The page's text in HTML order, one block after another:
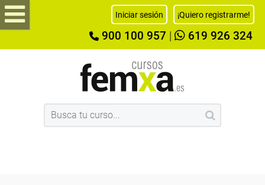
Iniciar sesión ¡Quiero registrarme!
900 100 957 619 926 324